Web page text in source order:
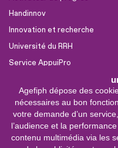
Agefiph dépose des
nécessaires au bon
votre demande d’un
l’audience et la
contenu multimédia via les
Handinnov
Innovation et recherche
Université du RRH
Service AppuiPro
Nous suivre
Youtube
Linkedin